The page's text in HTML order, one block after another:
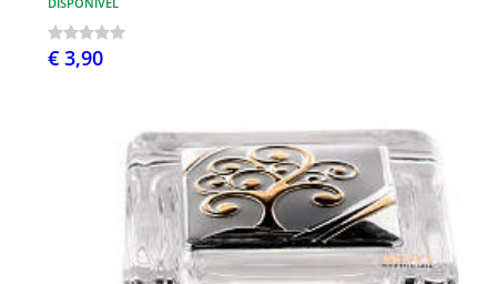
€ 3,90